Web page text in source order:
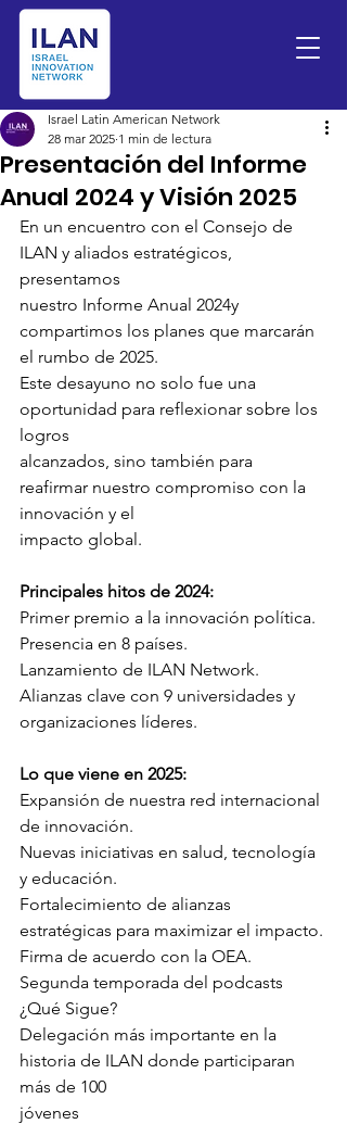
Presentación del Informe
Anual 2024 y Visión 2025
Israel Latin American Network
28 mar 2025 1 min de lectura
En un encuentro con el Consejo de
ILAN y aliados estratégicos,
presentamos
nuestro Informe Anual 2024y
compartimos los planes que marcarán
el rumbo de 2025.
Este desayuno no solo fue una
oportunidad para reflexionar sobre los
logros
alcanzados, sino también para
reafirmar nuestro compromiso con la
innovación y el
impacto global.
Principales hitos de 2024:
Primer premio a la innovación política.
Presencia en 8 países.
Lanzamiento de ILAN Network.
Alianzas clave con 9 universidades y
organizaciones líderes.
Lo que viene en 2025:
Expansión de nuestra red internacional
de innovación.
Nuevas iniciativas en salud, tecnología
y educación.
Fortalecimiento de alianzas
estratégicas para maximizar el impacto.
Firma de acuerdo con la OEA.
Segunda temporada del podcasts
¿Qué Sigue?
Delegación más importante en la
historia de ILAN donde participaran
más de 100
jóvenes